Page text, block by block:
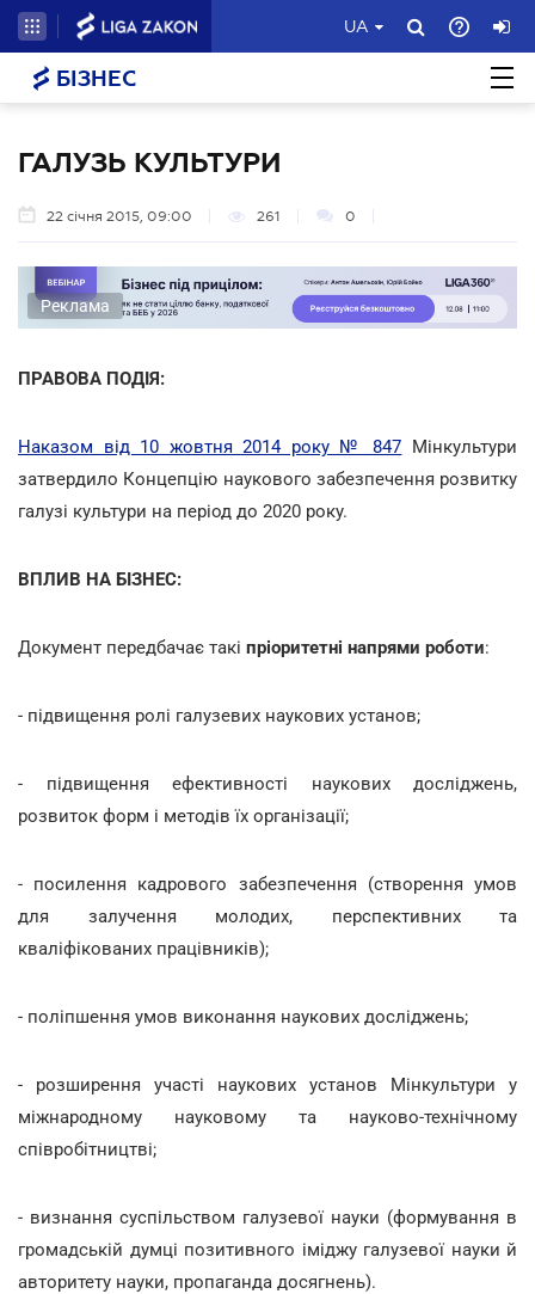
UA
БІЗНЕС
ГАЛУЗЬ КУЛЬТУРИ
22 січня 2015, 09:00 261 0
Реклама
ПРАВОВА ПОДІЯ:
Наказом від 10 жовтня 2014 року № 847 Мінкультури
затвердило Концепцію наукового забезпечення розвитку
галузі культури на період до 2020 року.
ВПЛИВ НА БІЗНЕС:
Документ передбачає такі пріоритетні напрями роботи:
- підвищення ролі галузевих наукових установ;
- підвищення ефективності наукових досліджень,
розвиток форм і методів їх організації;
- посилення кадрового забезпечення (створення умов
для залучення молодих, перспективних та
кваліфікованих працівників);
- поліпшення умов виконання наукових досліджень;
- розширення участі наукових установ Мінкультури у
міжнародному науковому та науково-технічному
співробітництві;
- визнання суспільством галузевої науки (формування в
громадській думці позитивного іміджу галузевої науки й
авторитету науки, пропаганда досягнень).